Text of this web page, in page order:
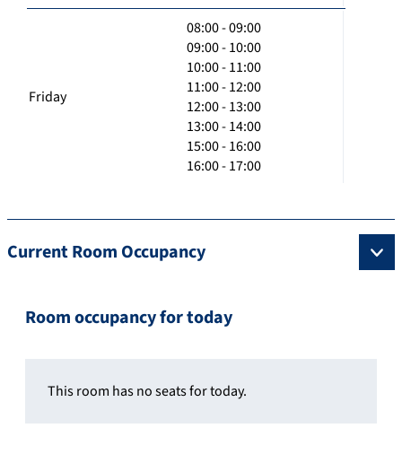
Friday
08:00 - 09:00
09:00 - 10:00
10:00 - 11:00
11:00 - 12:00
12:00 - 13:00
13:00 - 14:00
15:00 - 16:00
16:00 - 17:00
Current Room Occupancy
Room occupancy for today
This room has no seats for today.